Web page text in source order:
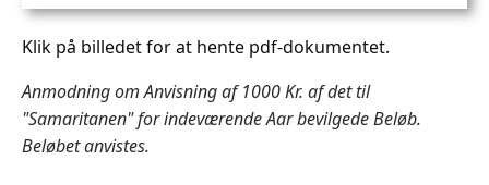
Klik på billedet for at hente pdf-dokumentet.
Anmodning om Anvisning af 1000 Kr. af det til
"Samaritanen" for indeværende Aar bevilgede Beløb.
Beløbet anvistes.